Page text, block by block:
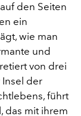
den Seiten
ein
wie man
und
von drei
Insel der
führt
das mit ihrem